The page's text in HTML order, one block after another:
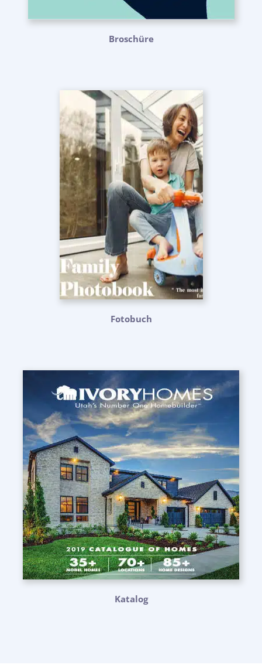
Broschüre
Fotobuch
Katalog